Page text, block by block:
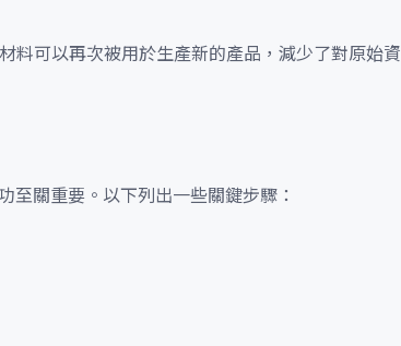
料可以再次被用於生產新的產品，減少了對原始
至關重要。以下列出一些關鍵步驟：